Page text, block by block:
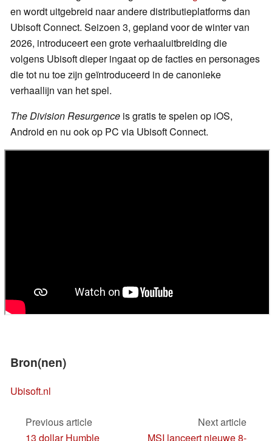
en wordt uitgebreid naar andere distributieplatforms dan
Ubisoft Connect. Seizoen 3, gepland voor de winter van
2026, introduceert een grote verhaaluitbreiding die
volgens Ubisoft dieper ingaat op de facties en personages
die tot nu toe zijn geïntroduceerd in de canonieke
verhaallijn van het spel.
The Division Resurgence is gratis te spelen op iOS,
Android en nu ook op PC via Ubisoft Connect.
Bron(nen)
Ubisoft.nl
Previous article
13 dollar Humble
Next article
MSI lanceert nieuwe 8-